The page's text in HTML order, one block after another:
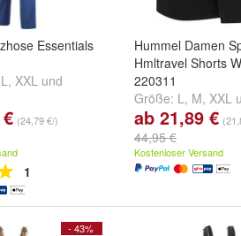
Essentials
L, XXL und
(24,79 €/)
1
Hummel Damen
Hmltravel Shorts
220311
Größe: L, M, XXL
...
ab 21,89 €
44,95 €
Kostenloser Versand
- 43%